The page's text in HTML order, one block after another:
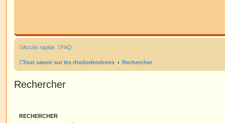
Accès rapide FAQ
Tout savoir sur les rhododendrons Rechercher
Rechercher
RECHERCHER